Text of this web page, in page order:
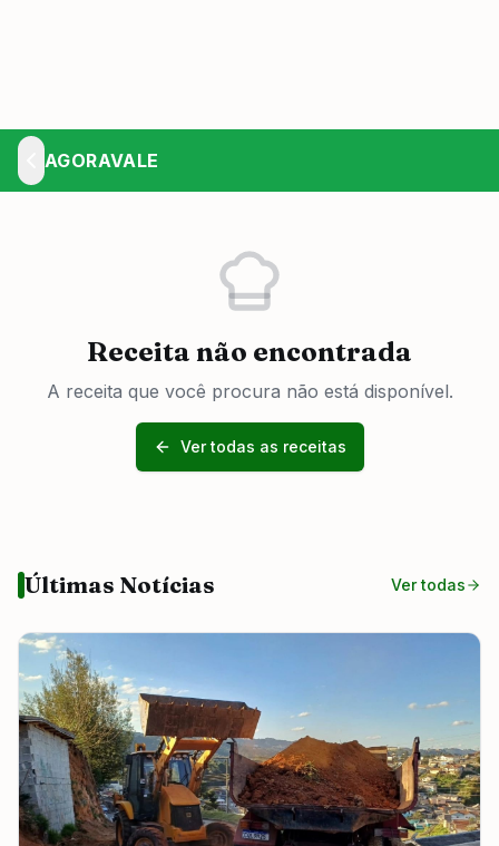
AGORAVALE
Receita não encontrada
A receita que você procura não está disponível.
Ver todas as receitas
Últimas Notícias Ver todas